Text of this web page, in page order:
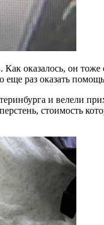
оказалось, он
еще раз оказать
и велели
стоимость